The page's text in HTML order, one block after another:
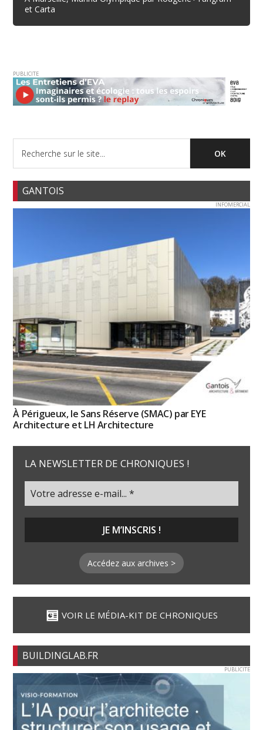
et Carta
PUBLICITE
GANTOIS
INFOMERCIAL
À Périgueux, le Sans Réserve (SMAC) par EYE
Architecture et LH Architecture
LA NEWSLETTER DE CHRONIQUES !
Accédez aux archives >
VOIR LE MÉDIA-KIT DE CHRONIQUES
BUILDINGLAB.FR
PUBLICITE